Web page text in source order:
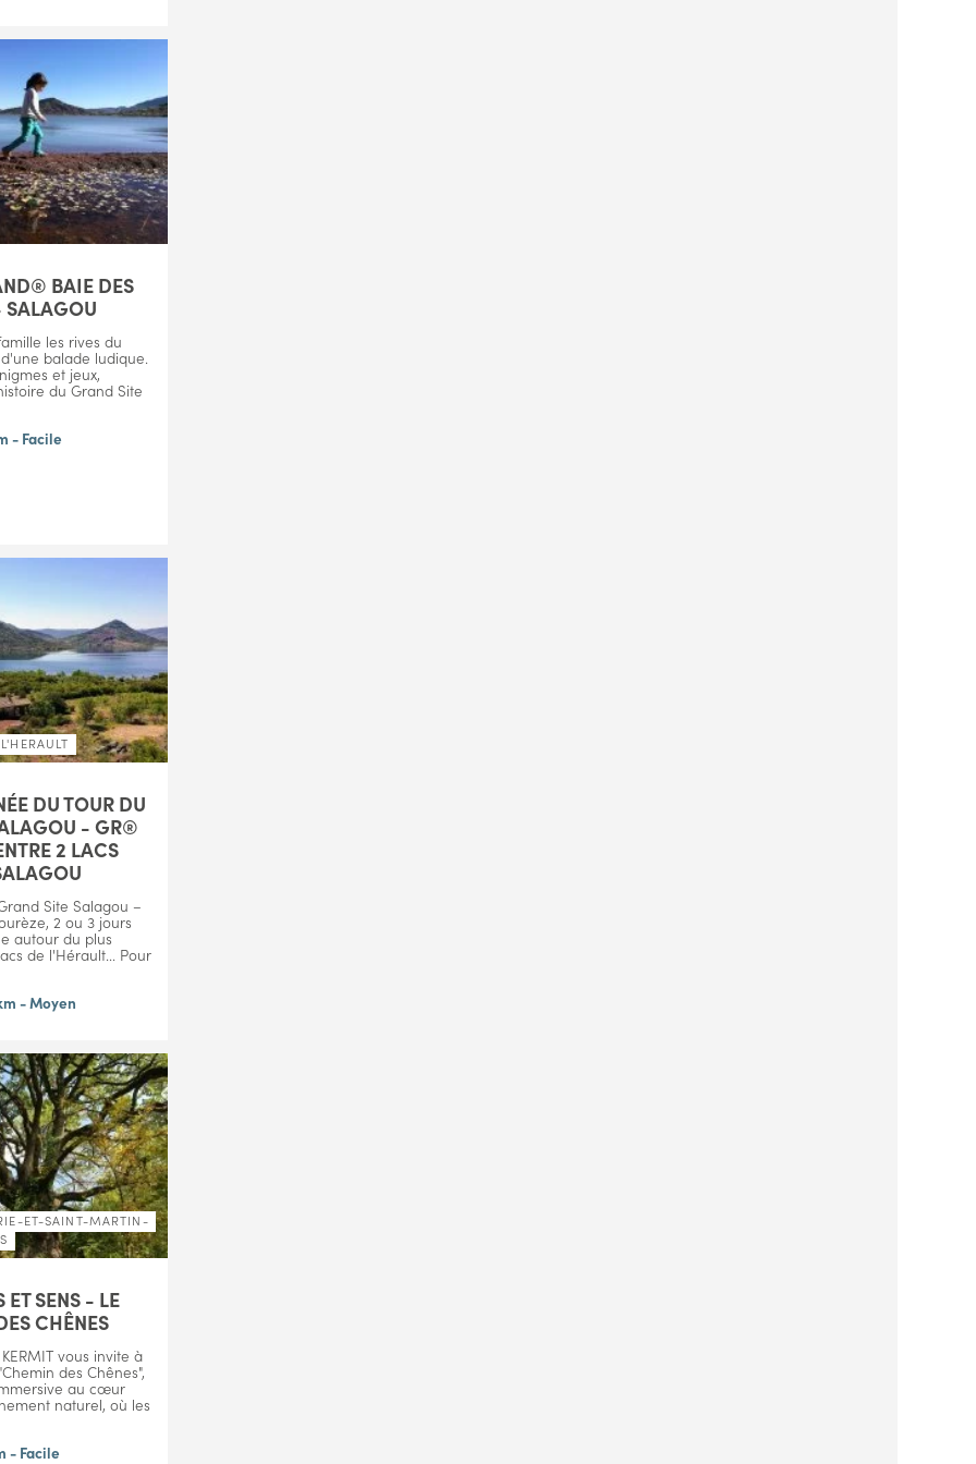
BAIE DES
SALAGOU
les rives du
balade ludique.
et jeux,
du Grand Site
- Facile
DU TOUR DU
- GR®
2 LACS
Site Salagou –
2 ou 3 jours
autour du plus
de l'Hérault... Pour
- Moyen
ET-SAINT-MARTIN-
ET SENS - LE
CHÊNES
vous invite à
des Chênes",
au cœur
naturel, où les
- Facile